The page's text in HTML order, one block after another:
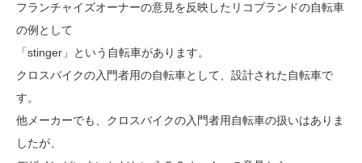
フランチャイズオーナーの意見を反映したリコブランドの自転車
の例として
「stinger」という自転車があります。
クロスバイクの入門者用の自転車として、設計された自転車で
す。
他メーカーでも、クロスバイクの入門者用自転車の扱いはありま
したが、